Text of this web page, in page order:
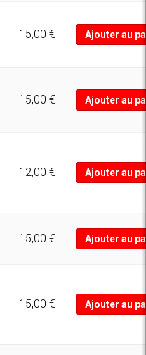
15,00 € Ajouter au
15,00 € Ajouter au
12,00 € Ajouter au
15,00 € Ajouter au
15,00 € Ajouter au